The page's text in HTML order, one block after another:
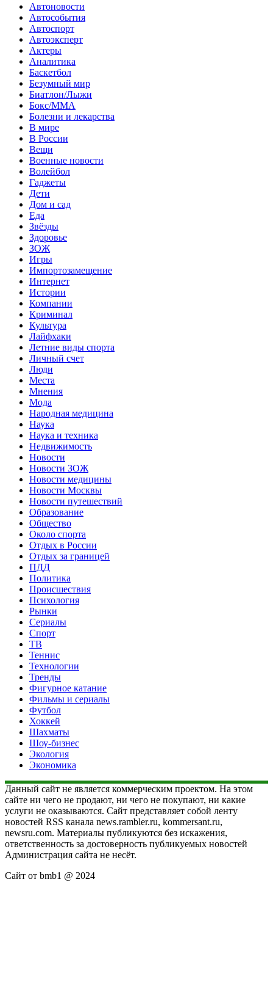
Автоновости
Автособытия
Автоспорт
Автоэксперт
Актеры
Аналитика
Баскетбол
Безумный мир
Биатлон/Лыжи
Бокс/MMA
Болезни и лекарства
В мире
В России
Вещи
Военные новости
Волейбол
Гаджеты
Дети
Дом и сад
Еда
Звёзды
Здоровье
ЗОЖ
Игры
Импортозамещение
Интернет
Истории
Компании
Криминал
Культура
Лайфхаки
Летние виды спорта
Личный счет
Люди
Места
Мнения
Мода
Народная медицина
Наука
Наука и техника
Недвижимость
Новости
Новости ЗОЖ
Новости медицины
Новости Москвы
Новости путешествий
Образование
Общество
Около спорта
Отдых в России
Отдых за границей
ПДД
Политика
Происшествия
Психология
Рынки
Сериалы
Спорт
ТВ
Теннис
Технологии
Тренды
Фигурное катание
Фильмы и сериалы
Футбол
Хоккей
Шахматы
Шоу-бизнес
Экология
Экономика
Данный сайт не является коммерческим проектом. На этом
сайте ни чего не продают, ни чего не покупают, ни какие
услуги не оказываются. Сайт представляет собой ленту
новостей RSS канала news.rambler.ru, kommersant.ru,
newsru.com. Материалы публикуются без искажения,
ответственность за достоверность публикуемых новостей
Администрация сайта не несёт.
Сайт от bmb1 @ 2024